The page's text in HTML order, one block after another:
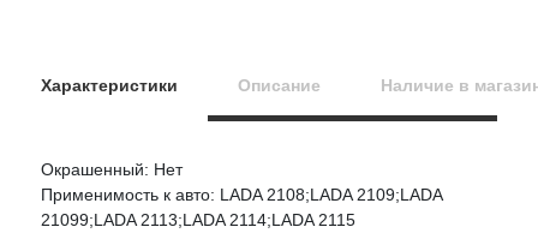
Характеристики Описание Наличие в
Окрашенный: Нет
Применимость к авто: LADA 2108;LADA 2109;LADA
21099;LADA 2113;LADA 2114;LADA 2115
НАЛИЧИЕ СРОК ЦЕНА
Оцените товар: